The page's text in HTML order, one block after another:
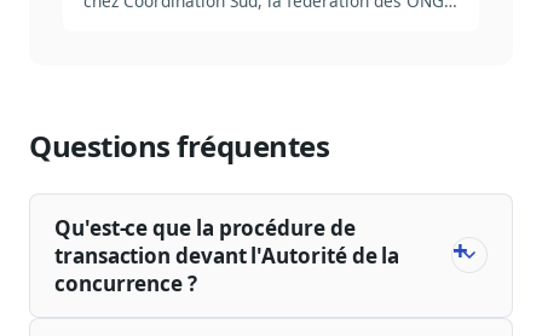
Questions fréquentes
Qu'est-ce que la procédure de
transaction devant l'Autorité de la
concurrence ?